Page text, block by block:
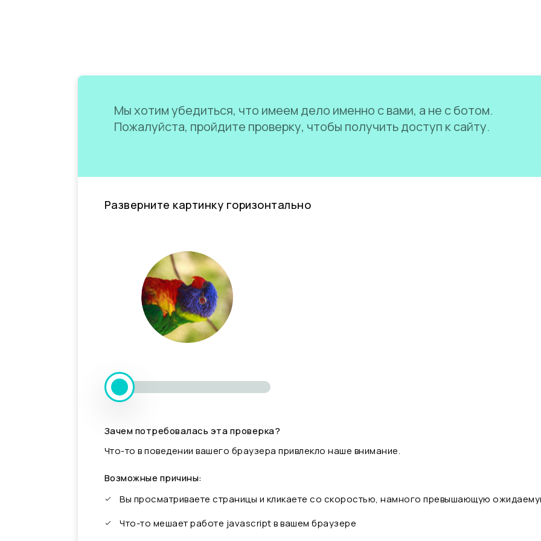
Мы хотим убедиться, что имеем дело именно с вами, а не с ботом.
Пожалуйста, пройдите проверку, чтобы получить доступ к сайту.
Разверните картинку горизонтально
Зачем потребовалась эта проверка?
Что-то в поведении вашего браузера привлекло наше внимание.
Возможные причины:
Вы просматриваете страницы и кликаете со скоростью, намного превышающую
Что-то мешает работе javascript в вашем браузере